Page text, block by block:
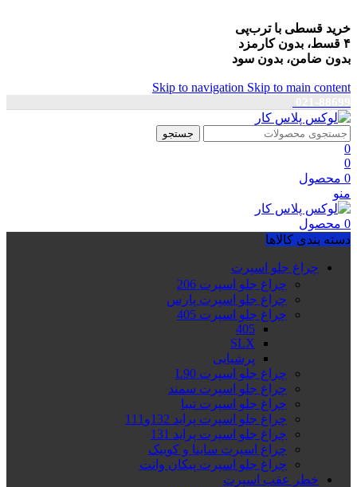
خرید قسطی با ترب‌پی
۴ قسط، بدون کارمزد
بدون ضامن، بدون سود
Skip to navigation Skip to main content
جستجو
0
0
0 محصول
منو
0 محصول
دسته بندی کالاها
چراغ جلو اسپرت
چراغ جلو اسپرت 206
چراغ جلو اسپرت پارس
چراغ جلو اسپرت 405
405
SLX
پرشیایی
چراغ جلو اسپرت L90
چراغ جلو اسپرت سمند
چراغ جلو اسپرت تیبا
چراغ جلو اسپرت پراید 132و111
چراغ جلو اسپرت پراید 131
چراغ اسپرت ساینا و کوییک
چراغ جلو اسپرت پیکان وانت
خطر عقب اسپرت